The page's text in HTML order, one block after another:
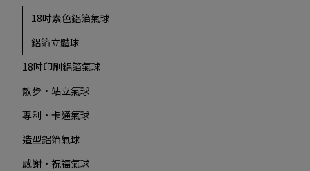
18吋素色鋁箔氣球
鋁箔立體球
18吋印刷鋁箔氣球
散步·站立氣球
專利·卡通氣球
造型鋁箔氣球
感謝·祝福氣球